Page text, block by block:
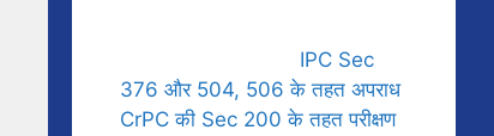
IPC Sec
376 और 504, 506 के तहत अपराध
CrPC की Sec 200 के तहत परीक्षण